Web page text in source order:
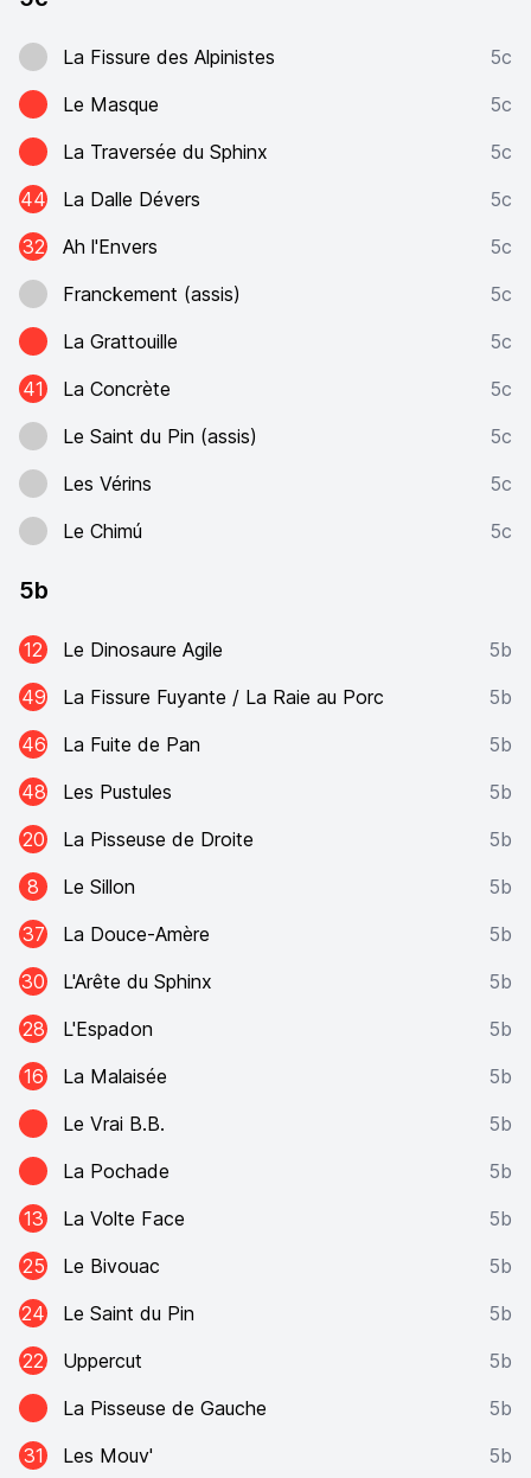
La Fissure des Alpinistes
5c
Le Masque
5c
La Traversée du Sphinx
5c
44
La Dalle Dévers
5c
32
Ah l'Envers
5c
Franckement (assis)
5c
La Grattouille
5c
41
La Concrète
5c
Le Saint du Pin (assis)
5c
Les Vérins
5c
Le Chimú
5c
5b
12 Le Dinosaure Agile
5b
49
La Fissure Fuyante / La Raie au Porc
5b
46
La Fuite de Pan
5b
48
Les Pustules
5b
20
La Pisseuse de Droite
5b
8
Le Sillon
5b
37
La Douce-Amère
5b
30
L'Arête du Sphinx
5b
28
L'Espadon
5b
16
La Malaisée
5b
Le Vrai B.B.
5b
La Pochade
5b
13
La Volte Face
5b
25
Le Bivouac
5b
24
Le Saint du Pin
5b
22
Uppercut
5b
La Pisseuse de Gauche
5b
31
Les Mouv'
5b